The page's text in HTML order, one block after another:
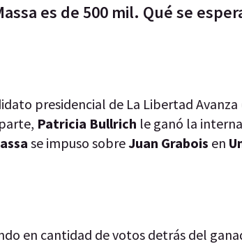
es de 500 mil. Qué se
presidencial de La Libertad Avanza
Patricia Bullrich le ganó la
se impuso sobreJuan Grabois en
en cantidad de votos detrás del